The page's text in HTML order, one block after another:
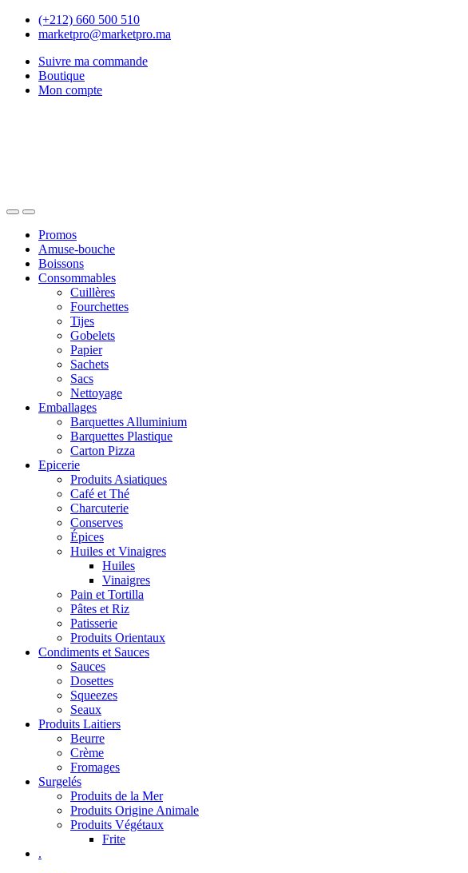
Skip
Skip
(+212) 660 500 510
marketpro@marketpro.ma
Suivre ma commande
Boutique
Mon compte
OpenClose
Promos
Amuse-bouche
Boissons
Consommables
Cuillères
Fourchettes
Tijes
Gobelets
Papier
Sachets
Sacs
Nettoyage
Emballages
Barquettes Alluminium
Barquettes Plastique
Carton Pizza
Epicerie
Produits Asiatiques
Café et Thé
Charcuterie
Conserves
Épices
Huiles et Vinaigres
Huiles
Vinaigres
Pain et Tortilla
Pâtes et Riz
Patisserie
Produits Orientaux
Condiments et Sauces
Sauces
Dosettes
Squeezes
Seaux
Produits Laitiers
Beurre
Crème
Fromages
Surgelés
Produits de la Mer
Produits Origine Animale
Produits Végétaux
Frite
.